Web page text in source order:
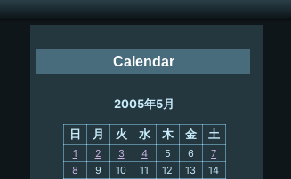
Calendar
2005年5月
日 月 火 水 木 金 土
1 2 3 4 5 6
7
8
9 10 11 12 13
14